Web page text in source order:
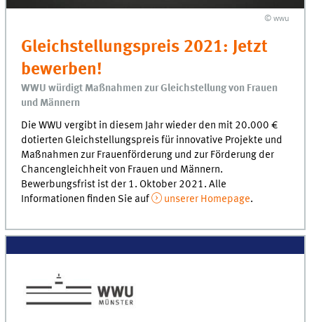
© wwu
Gleichstellungspreis 2021: Jetzt
bewerben!
WWU würdigt Maßnahmen zur Gleichstellung von Frauen
und Männern
Die WWU vergibt in diesem Jahr wieder den mit 20.000 €
dotierten Gleichstellungspreis für innovative Projekte und
Maßnahmen zur Frauenförderung und zur Förderung der
Chancengleichheit von Frauen und Männern.
Bewerbungsfrist ist der 1. Oktober 2021. Alle
Informationen finden Sie auf
unserer Homepage.